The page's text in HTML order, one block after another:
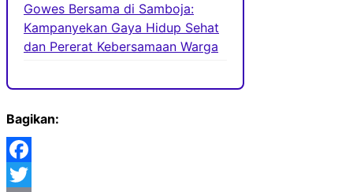
Gowes Bersama di Samboja:
Kampanyekan Gaya Hidup Sehat
dan Pererat Kebersamaan Warga
Bagikan:
Facebook